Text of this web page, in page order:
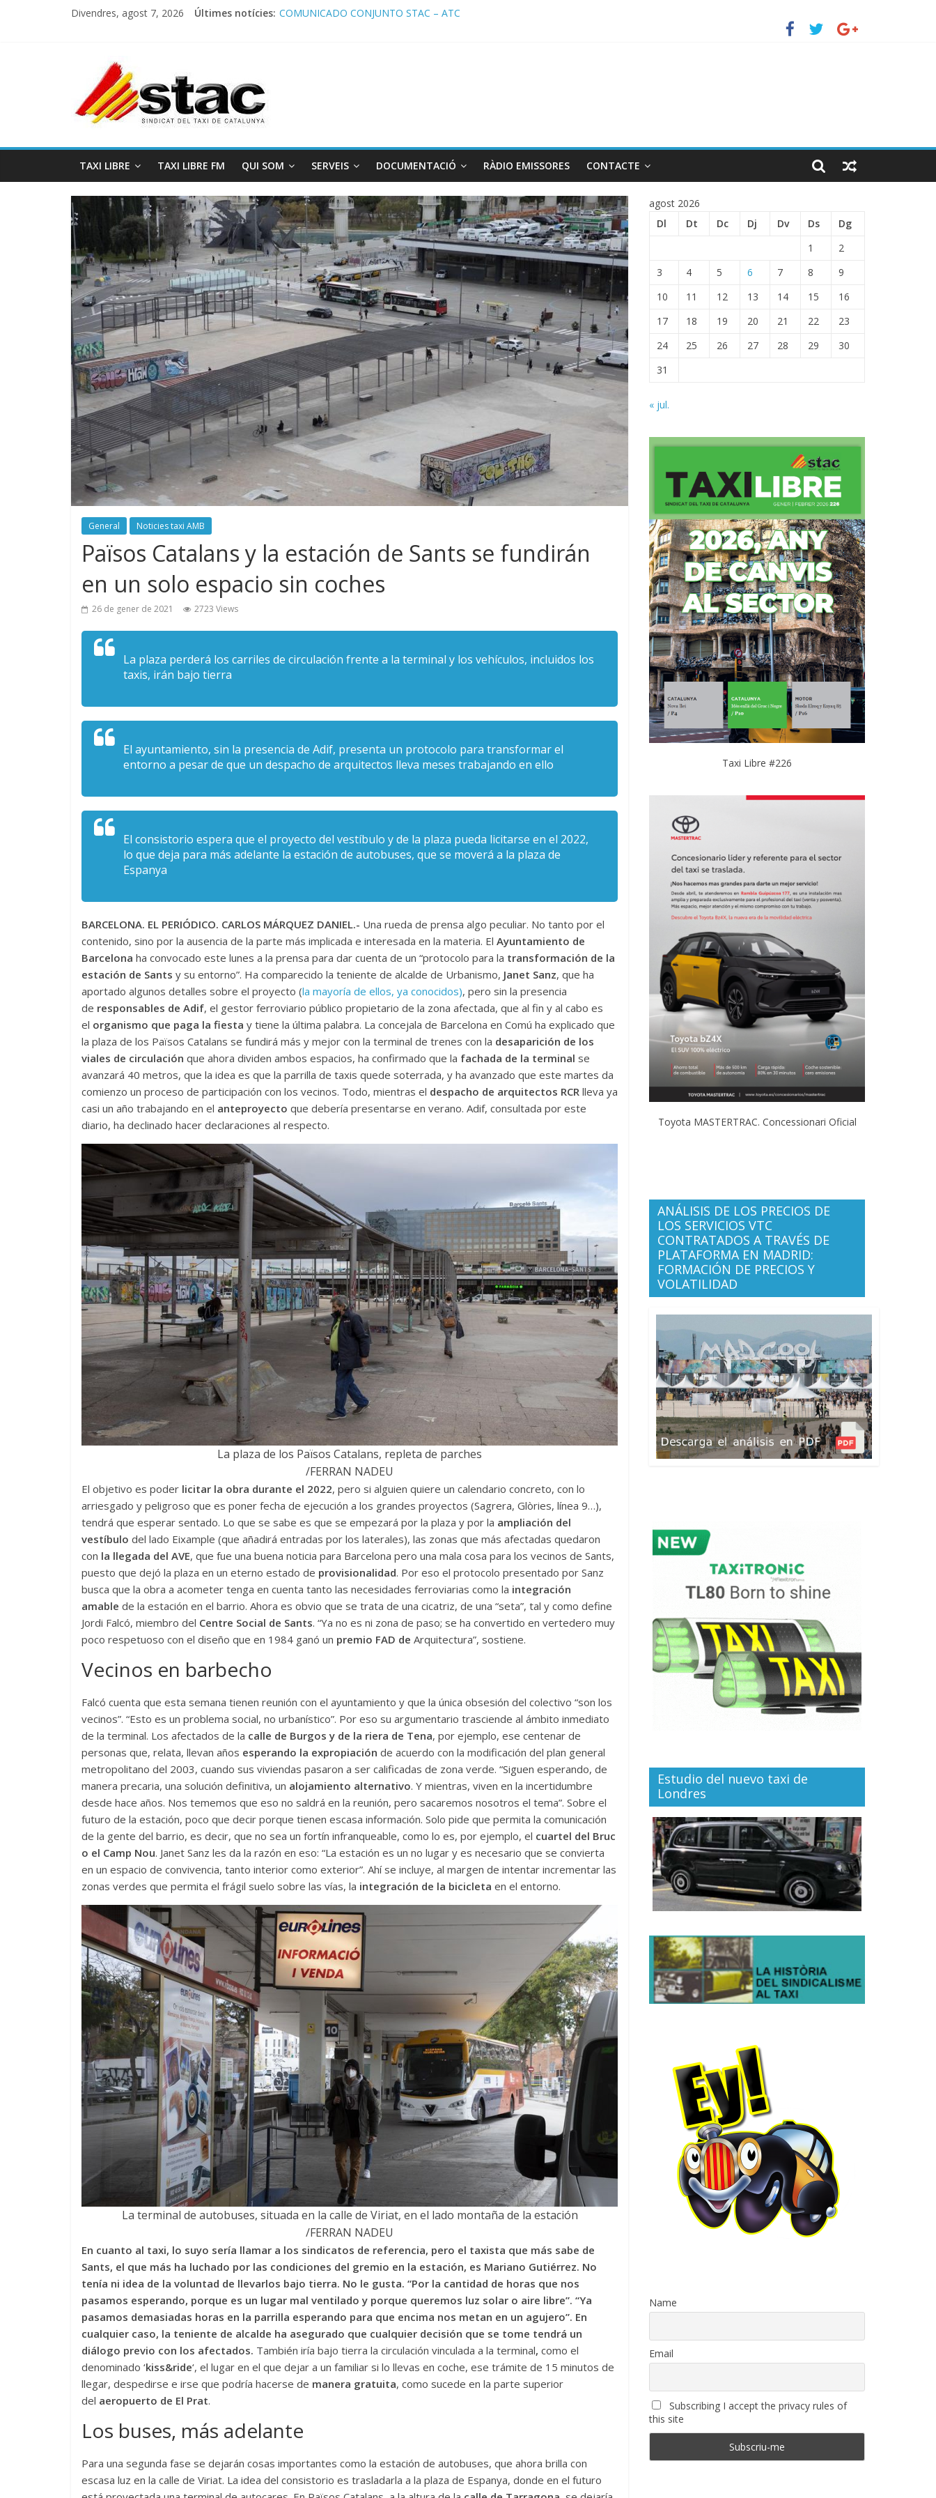
Divendres, agost 7, 2026 Últimes notícies: COMUNICADO CONJUNTO STAC – ATC
TAXI LIBRE TAXI LIBRE FM QUI SOM SERVEIS DOCUMENTACIÓ RÀDIO EMISSORES CONTACTE
General Noticies taxi AMB
Països Catalans y la estación de Sants se fundirán
en un solo espacio sin coches
26 de gener de 2021 2723 Views
La plaza perderá los carriles de circulación frente a la terminal y los vehículos, incluidos los
taxis, irán bajo tierra
El ayuntamiento, sin la presencia de Adif, presenta un protocolo para transformar el
entorno a pesar de que un despacho de arquitectos lleva meses trabajando en ello
El consistorio espera que el proyecto del vestíbulo y de la plaza pueda licitarse en el 2022,
lo que deja para más adelante la estación de autobuses, que se moverá a la plaza de
Espanya
BARCELONA. EL PERIÓDICO. CARLOS MÁRQUEZ DANIEL.- Una rueda de prensa algo peculiar. No tanto por el
contenido, sino por la ausencia de la parte más implicada e interesada en la materia. El Ayuntamiento de
Barcelona ha convocado este lunes a la prensa para dar cuenta de un “protocolo para la transformación de la
estación de Sants y su entorno”. Ha comparecido la teniente de alcalde de Urbanismo, Janet Sanz, que ha
aportado algunos detalles sobre el proyecto (la mayoría de ellos, ya conocidos), pero sin la presencia
de responsables de Adif, el gestor ferroviario público propietario de la zona afectada, que al fin y al cabo es
el organismo que paga la fiesta y tiene la última palabra. La concejala de Barcelona en Comú ha explicado que
la plaza de los Països Catalans se fundirá más y mejor con la terminal de trenes con la desaparición de los
viales de circulación que ahora dividen ambos espacios, ha confirmado que la fachada de la terminal se
avanzará 40 metros, que la idea es que la parrilla de taxis quede soterrada, y ha avanzado que este martes da
comienzo un proceso de participación con los vecinos. Todo, mientras el despacho de arquitectos RCR lleva ya
casi un año trabajando en el anteproyecto que debería presentarse en verano. Adif, consultada por este
diario, ha declinado hacer declaraciones al respecto.
La plaza de los Països Catalans, repleta de parches
/FERRAN NADEU
El objetivo es poder licitar la obra durante el 2022, pero si alguien quiere un calendario concreto, con lo
arriesgado y peligroso que es poner fecha de ejecución a los grandes proyectos (Sagrera, Glòries, línea 9…),
tendrá que esperar sentado. Lo que se sabe es que se empezará por la plaza y por la ampliación del
vestíbulo del lado Eixample (que añadirá entradas por los laterales), las zonas que más afectadas quedaron
con la llegada del AVE, que fue una buena noticia para Barcelona pero una mala cosa para los vecinos de Sants,
puesto que dejó la plaza en un eterno estado de provisionalidad. Por eso el protocolo presentado por Sanz
busca que la obra a acometer tenga en cuenta tanto las necesidades ferroviarias como la integración
amable de la estación en el barrio. Ahora es obvio que se trata de una cicatriz, de una “seta”, tal y como define
Jordi Falcó, miembro del Centre Social de Sants. “Ya no es ni zona de paso; se ha convertido en vertedero muy
poco respetuoso con el diseño que en 1984 ganó un premio FAD de Arquitectura”, sostiene.
Vecinos en barbecho
Falcó cuenta que esta semana tienen reunión con el ayuntamiento y que la única obsesión del colectivo “son los
vecinos”. “Esto es un problema social, no urbanístico”. Por eso su argumentario trasciende al ámbito inmediato
de la terminal. Los afectados de la calle de Burgos y de la riera de Tena, por ejemplo, ese centenar de
personas que, relata, llevan años esperando la expropiación de acuerdo con la modificación del plan general
metropolitano del 2003, cuando sus viviendas pasaron a ser calificadas de zona verde. “Siguen esperando, de
manera precaria, una solución definitiva, un alojamiento alternativo. Y mientras, viven en la incertidumbre
desde hace años. Nos tememos que eso no saldrá en la reunión, pero sacaremos nosotros el tema”. Sobre el
futuro de la estación, poco que decir porque tienen escasa información. Solo pide que permita la comunicación
de la gente del barrio, es decir, que no sea un fortín infranqueable, como lo es, por ejemplo, el cuartel del Bruc
o el Camp Nou. Janet Sanz les da la razón en eso: “La estación es un no lugar y es necesario que se convierta
en un espacio de convivencia, tanto interior como exterior”. Ahí se incluye, al margen de intentar incrementar las
zonas verdes que permita el frágil suelo sobre las vías, la integración de la bicicleta en el entorno.
La terminal de autobuses, situada en la calle de Viriat, en el lado montaña de la estación
/FERRAN NADEU
En cuanto al taxi, lo suyo sería llamar a los sindicatos de referencia, pero el taxista que más sabe de
Sants, el que más ha luchado por las condiciones del gremio en la estación, es Mariano Gutiérrez. No
tenía ni idea de la voluntad de llevarlos bajo tierra. No le gusta. “Por la cantidad de horas que nos
pasamos esperando, porque es un lugar mal ventilado y porque queremos luz solar o aire libre”. “Ya
pasamos demasiadas horas en la parrilla esperando para que encima nos metan en un agujero”. En
cualquier caso, la teniente de alcalde ha asegurado que cualquier decisión que se tome tendrá un
diálogo previo con los afectados. También iría bajo tierra la circulación vinculada a la terminal, como el
denominado ‘kiss&ride‘, el lugar en el que dejar a un familiar si lo llevas en coche, ese trámite de 15 minutos de
llegar, despedirse e irse que podría hacerse de manera gratuita, como sucede en la parte superior
del aeropuerto de El Prat.
Los buses, más adelante
Para una segunda fase se dejarán cosas importantes como la estación de autobuses, que ahora brilla con
escasa luz en la calle de Viriat. La idea del consistorio es trasladarla a la plaza de Espanya, donde en el futuro
agost 2026
Dl
Dt Dc Dj Dv Ds
Dg
1
2
3
4 5 6 7 8
9
10
11 12 13 14 15
16
17
18 19 20 21 22
23
24
25 26 27 28 29
30
31
« jul.
Taxi Libre #226
Toyota MASTERTRAC. Concessionari Oficial
ANÁLISIS DE LOS PRECIOS DE
LOS SERVICIOS VTC
CONTRATADOS A TRAVÉS DE
PLATAFORMA EN MADRID:
FORMACIÓN DE PRECIOS Y
VOLATILIDAD
Estudio del nuevo taxi de
Londres
Name
Email
Subscribing I accept the privacy rules of
this site